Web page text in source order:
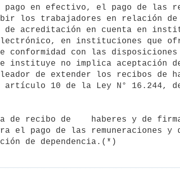
los trabajadores en relación de
de acreditación en cuenta en
en instituciones que
con las disposiciones
instituye no implica aceptación
de extender los recibos de
10 de la Ley N° 16.244,
el pago de las remuneraciones
de dependencia.(*)